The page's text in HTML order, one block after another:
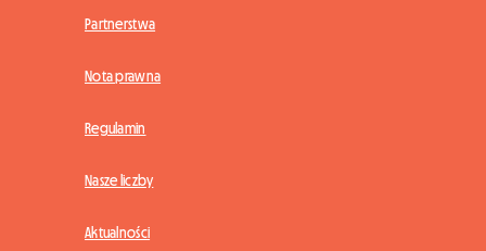
Partnerstwa
Nota prawna
Regulamin
Nasze liczby
Aktualności